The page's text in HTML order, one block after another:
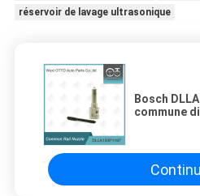
réservoir de lavage ultrasonique
Bosch
commune